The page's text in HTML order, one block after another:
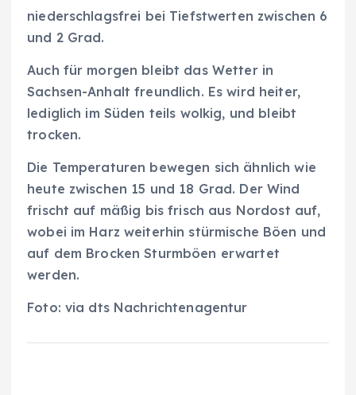
niederschlagsfrei bei Tiefstwerten zwischen 6
und 2 Grad.
Auch für morgen bleibt das Wetter in
Sachsen-Anhalt freundlich. Es wird heiter,
lediglich im Süden teils wolkig, und bleibt
trocken.
Die Temperaturen bewegen sich ähnlich wie
heute zwischen 15 und 18 Grad. Der Wind
frischt auf mäßig bis frisch aus Nordost auf,
wobei im Harz weiterhin stürmische Böen und
auf dem Brocken Sturmböen erwartet
werden.
Foto: via dts Nachrichtenagentur